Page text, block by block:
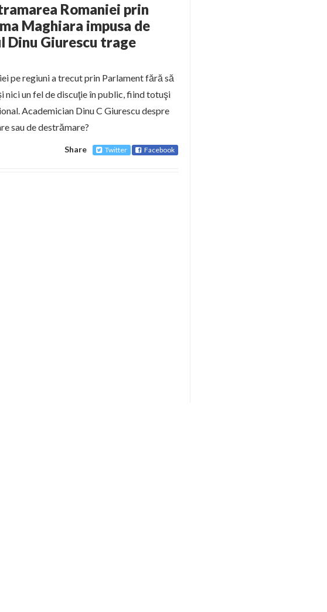
Romaniei prin
Maghiara impusa de
Dinu Giurescu trage
pe regiuni a trecut prin Parlament fără să
nici un fel de discuţie în public, fiind totuşi
Academician Dinu C Giurescu despre
sau de destrămare?
Share Twitter Facebook